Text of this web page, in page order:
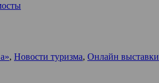
, Новости туризма, Онлайн выставки